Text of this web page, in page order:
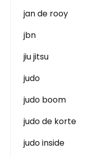
jan de rooy
jbn
jiu jitsu
judo
judo boom
judo de korte
judo inside